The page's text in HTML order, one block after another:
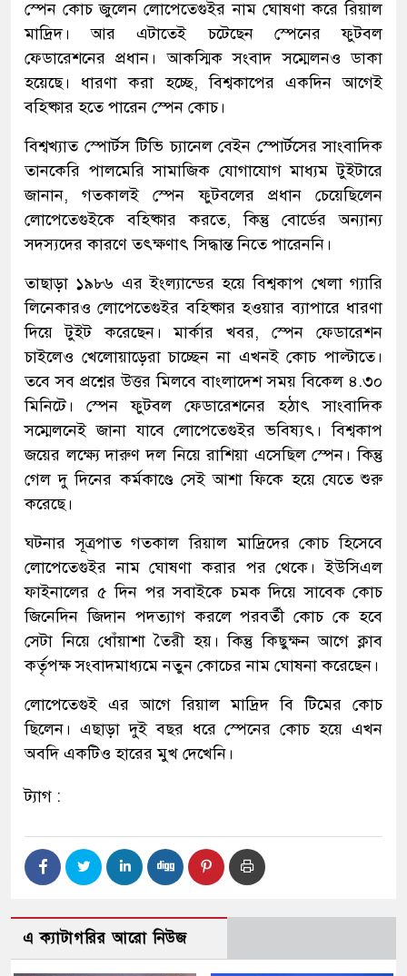
স্পেন কোচ জুলেন লোপেতেগুইর নাম ঘোষণা করে রিয়াল
মাদ্রিদ। আর এটাতেই চটেছেন স্পেনের ফুটবল
ফেডারেশনের প্রধান। আকস্মিক সংবাদ সম্মেলনও ডাকা
হয়েছে। ধারণা করা হচ্ছে, বিশ্বকাপের একদিন আগেই
বহিষ্কার হতে পারেন স্পেন কোচ।
বিশ্বখ্যাত স্পোর্টস টিভি চ্যানেল বেইন স্পোর্টসের সাংবাদিক
তানকেরি পালমেরি সামাজিক যোগাযোগ মাধ্যম টুইটারে
জানান, গতকালই স্পেন ফুটবলের প্রধান চেয়েছিলেন
লোপেতেগুইকে বহিষ্কার করতে, কিন্তু বোর্ডের অন্যান্য
সদস্যদের কারণে তৎক্ষণাৎ সিদ্ধান্ত নিতে পারেননি।
তাছাড়া ১৯৮৬ এর ইংল্যান্ডের হয়ে বিশ্বকাপ খেলা গ্যারি
লিনেকারও লোপেতেগুইর বহিষ্কার হওয়ার ব্যাপারে ধারণা
দিয়ে টুইট করেছেন। মার্কার খবর, স্পেন ফেডারেশন
চাইলেও খেলোয়াড়েরা চাচ্ছেন না এখনই কোচ পাল্টাতে।
তবে সব প্রশ্নের উত্তর মিলবে বাংলাদেশ সময় বিকেল ৪.৩০
মিনিটে। স্পেন ফুটবল ফেডারেশনের হঠাৎ সাংবাদিক
সম্মেলনেই জানা যাবে লোপেতেগুইর ভবিষ্যৎ। বিশ্বকাপ
জয়ের লক্ষ্যে দারুণ দল নিয়ে রাশিয়া এসেছিল স্পেন। কিন্তু
গেল দু দিনের কর্মকাণ্ডে সেই আশা ফিকে হয়ে যেতে শুরু
করেছে।
ঘটনার সূত্রপাত গতকাল রিয়াল মাদ্রিদের কোচ হিসেবে
লোপেতেগুইর নাম ঘোষণা করার পর থেকে। ইউসিএল
ফাইনালের ৫ দিন পর সবাইকে চমক দিয়ে সাবেক কোচ
জিনেদিন জিদান পদত্যাগ করলে পরবর্তী কোচ কে হবে
সেটা নিয়ে ধোঁয়াশা তৈরী হয়। কিন্তু কিছুক্ষন আগে ক্লাব
কর্তৃপক্ষ সংবাদমাধ্যমে নতুন কোচের নাম ঘোষনা করেছেন।
লোপেতেগুই এর আগে রিয়াল মাদ্রিদ বি টিমের কোচ
ছিলেন। এছাড়া দুই বছর ধরে স্পেনের কোচ হয়ে এখন
অবদি একটিও হারের মুখ দেখেনি।
ট্যাগ :
এ ক্যাটাগরির আরো নিউজ